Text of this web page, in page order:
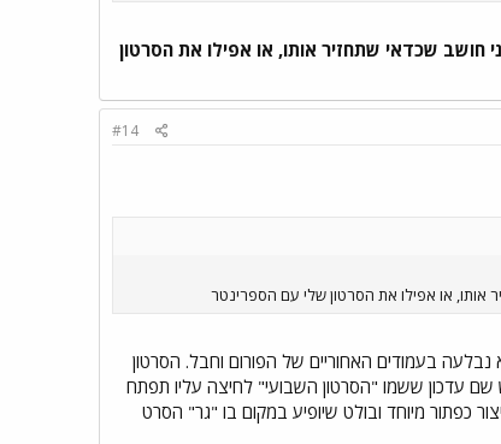
שכדאי שתחזיר אותו, או אפילו את הסרטון
#14
או אפילו את הסרטון שלי עם הספרינטר
בעמודים האחוריים של הפורום וחבל. הסרטון
עדכון ששמו "הסרטון השבועי" לחיצה עליו תפתח
כפתור מיוחד ובולט שיופיע במקום בו "גר" הסרט